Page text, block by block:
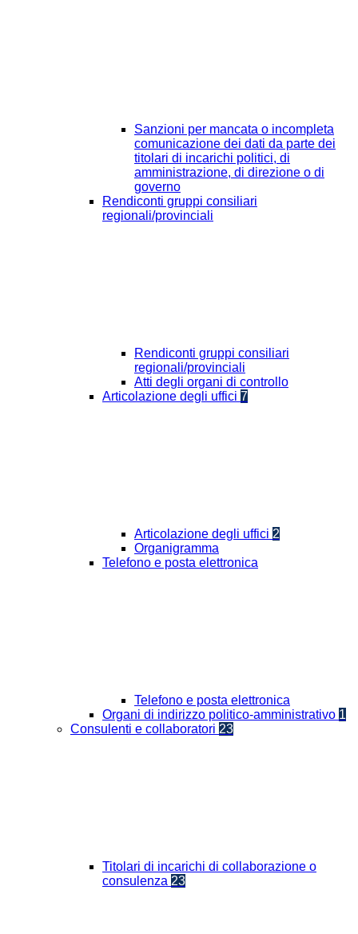
Sanzioni per mancata o incompleta
comunicazione dei dati da parte dei
titolari di incarichi politici, di
amministrazione, di direzione o di
governo
Rendiconti gruppi consiliari
regionali/provinciali
Rendiconti gruppi consiliari
regionali/provinciali
Atti degli organi di controllo
Articolazione degli uffici 7
Articolazione degli uffici 2
Organigramma
Telefono e posta elettronica
Telefono e posta elettronica
Organi di indirizzo politico-amministrativo 1
Consulenti e collaboratori 23
Titolari di incarichi di collaborazione o
consulenza 23